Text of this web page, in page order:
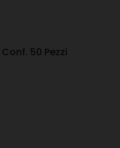
50 Pezzi